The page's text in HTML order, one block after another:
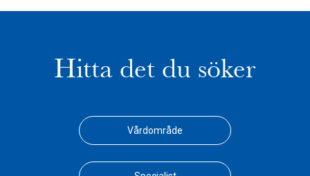
Hitta det du söker
Vårdområde